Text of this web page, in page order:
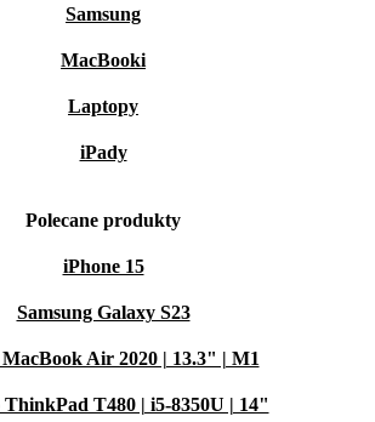
Samsung
MacBooki
Laptopy
iPady
Polecane produkty
iPhone 15
Samsung Galaxy S23
Air 2020 | 13.3" | M1
ThinkPad T480 | i5-8350U | 14"